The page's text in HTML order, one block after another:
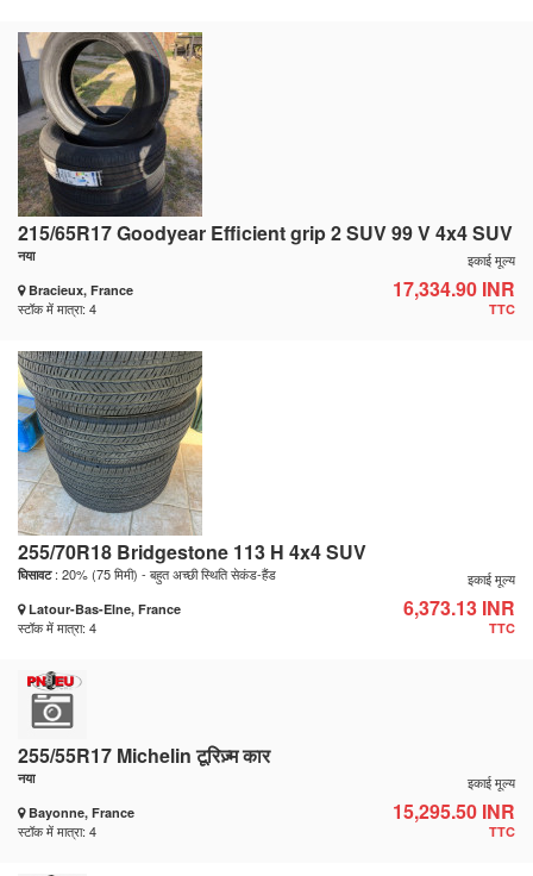
215/65R17 Goodyear Efficient grip 2 SUV 99 V 4x4 SUV
नया
Bracieux, France
स्टॉक में मात्रा: 4
इकाई मूल्य
17,334.90 INR
TTC
255/70R18 Bridgestone 113 H 4x4 SUV
घिसावट: 20% (75 मिमी) - बहुत अच्छी स्थिति सेकंड-हैंड
Latour-Bas-Elne, France
स्टॉक में मात्रा: 4
इकाई मूल्य
6,373.13 INR
TTC
255/55R17 Michelin टूरिज़्म कार
नया
Bayonne, France
स्टॉक में मात्रा: 4
इकाई मूल्य
15,295.50 INR
TTC